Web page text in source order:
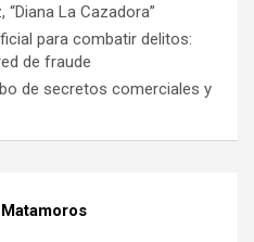
La Cazadora”
para combatir delitos:
de fraude
de secretos comerciales y